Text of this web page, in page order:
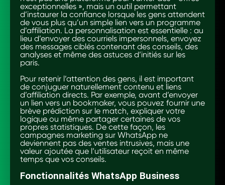
exceptionnelles », mais un outil permettant
d’instaurer la confiance lorsque les gens attendent
de vous plus qu’un simple lien vers un programme
d’affiliation. La personnalisation est essentielle : au
lieu d’envoyer des courriels impersonnels, envoyez
des messages ciblés contenant des conseils, des
analyses et même des astuces d’initiés sur les
paris.
Pour retenir l’attention des gens, il est important
de conjuguer naturellement contenu et liens
d’affiliation directs. Par exemple, avant d’envoyer
un lien vers un bookmaker, vous pouvez fournir une
brève prédiction sur le match, expliquer votre
logique ou même partager certaines de vos
propres statistiques. De cette façon, les
campagnes marketing sur WhatsApp ne
deviennent pas des ventes intrusives, mais une
valeur ajoutée que l’utilisateur reçoit en même
temps que vos conseils.
Fonctionnalités WhatsApp Business